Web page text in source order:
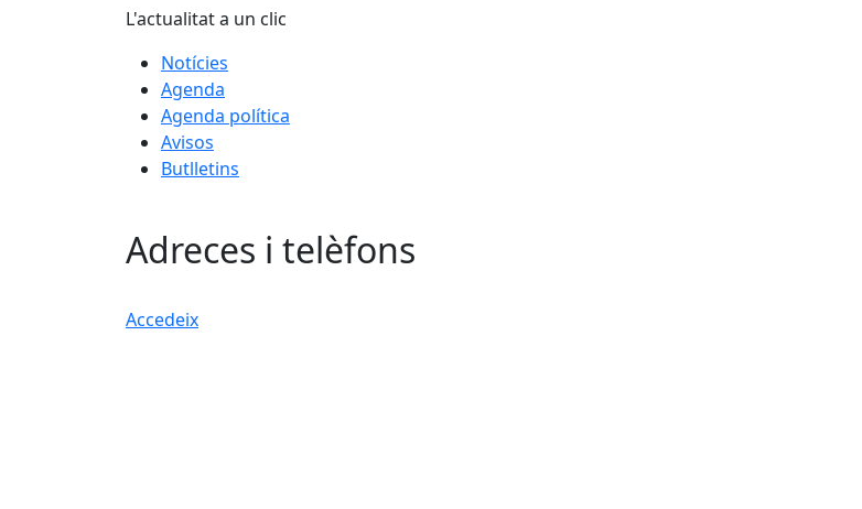
L'actualitat a un clic
Notícies
Agenda
Agenda política
Avisos
Butlletins
Adreces i telèfons
Accedeix